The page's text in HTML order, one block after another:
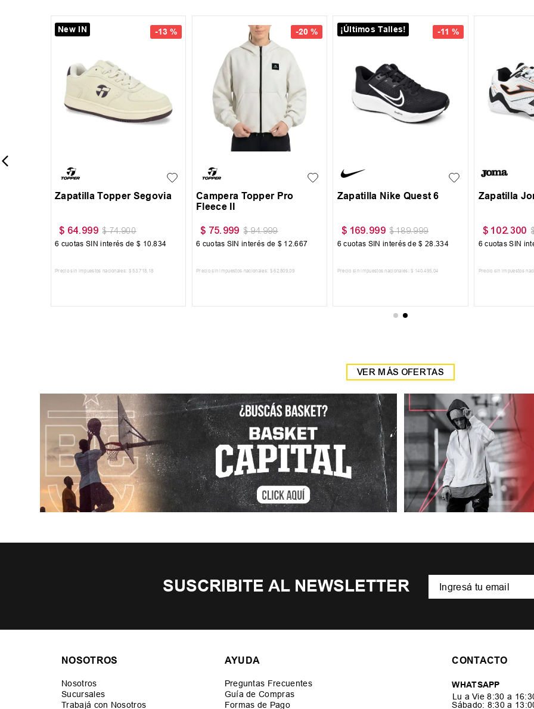
-14 %
New IN
Zapatilla Head Detroit
$ 59.999 $ 69.999
6 cuotas SIN interés de $ 10.000
Precio sin impuestos nacionales: $ 49 .585 95
-14 %
41
44
Zapatilla Head Detroit
$ 59. 999 $ 69.999
6 cuotas SIN interés de $ 10.000
Precio sin impuestos nacionales: $ 49.585 ,95
-15 %
New IN
Botin Topper Kaiser 4 TF
$ 54.900 $ 64.900
6 cuotas SIN interés de$ 9150
Precio sin impuestos nacionales: $ 45.371,9
39
Zapatilla
$ 64.999 $
6 cuotas SIN
Precio sin impuestos
VER MÁS OFERTAS
SUSCRIBITE AL NEWSLETTER
NOSOTROS
Nosotros
Sucursales
Trabajá con Nosotros
AYUDA
Preguntas Frecuentes
Guía de Compras
Formas de Pago
CONTACTO
WHATSAPP
Lu a Vie 8:30 a
Sábado: 8:30 a